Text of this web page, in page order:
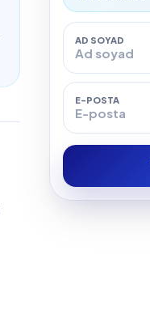
AD SOYAD
E-POSTA